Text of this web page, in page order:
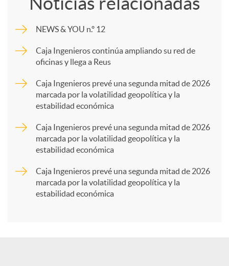
m
p
a
NEWS & YOU n.º 12
Caja Ingenieros continúa ampliando su red de
oficinas y llega a Reus
Caja Ingenieros prevé una segunda mitad de 2026
marcada por la volatilidad geopolítica y la
estabilidad económica
Caja Ingenieros prevé una segunda mitad de 2026
marcada por la volatilidad geopolítica y la
estabilidad económica
Caja Ingenieros prevé una segunda mitad de 2026
marcada por la volatilidad geopolítica y la
estabilidad económica